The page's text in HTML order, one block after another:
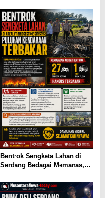
Bentrok Sengketa Lahan di
Serdang Bedagai Memanas,
dan Korban Luka